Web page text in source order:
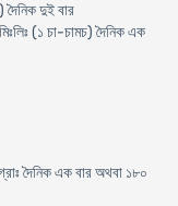
দৈনিক দুই বার
(১ চা-চামচ) দৈনিক এক
দৈনিক এক বার অথবা ১৮০